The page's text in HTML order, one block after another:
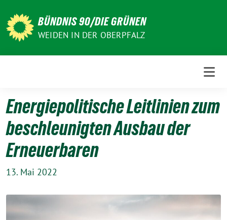
zum
Inhalt
BÜNDNIS 90/DIE GRÜNEN
WEIDEN IN DER OBERPFALZ
Energiepolitische Leitlinien zum
beschleunigten Ausbau der
Erneuerbaren
13. Mai 2022